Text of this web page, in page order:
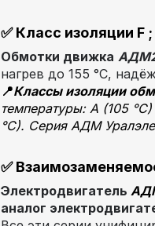
✅Класс изоляции F ;
Обмотки движка
нагрев до 155 °C,
📍Классы изоляции
температуры: A (105
°C). Серия АДМ
✅
Электродвигатель
аналог